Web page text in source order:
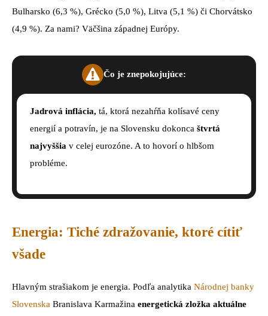
Bulharsko (6,3 %), Grécko (5,0 %), Litva (5,1 %) či Chorvátsko
(4,9 %). Za nami? Väčšina západnej Európy.
Čo je znepokojujúce:
Jadrová inflácia, tá, ktorá nezahŕňa kolísavé ceny
energií a potravín, je na Slovensku dokonca štvrtá
najvyššia v celej eurozóne. A to hovorí o hlbšom
probléme.
Energia: Tiché zdražovanie, ktoré cítiť
všade
Hlavným strašiakom je energia. Podľa analytika Národnej banky
Slovenska Branislava Karmažina energetická zložka aktuálne